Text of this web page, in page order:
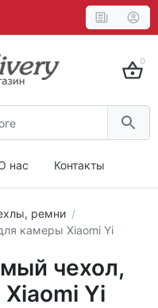
0
нас Контакты
ремни
камеры Xiaomi Yi
чехол,
Yi